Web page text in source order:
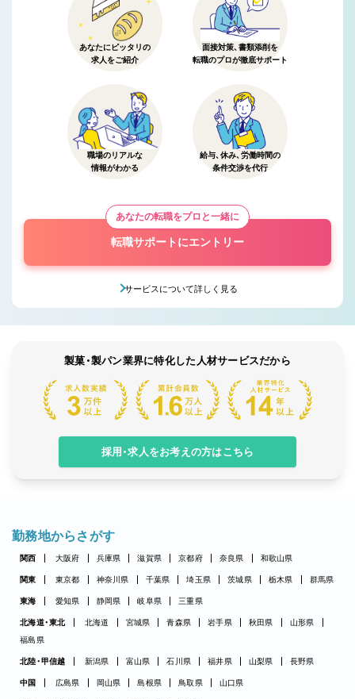
あなたにピッタリの
求人をご紹介
面接対策、書類添削を
転職のプロが徹底サポート
職場のリアルな
情報がわかる
給与、休み、労働時間の
条件交渉を代行
あなたの転職をプロと一緒に
転職サポートにエントリー
サービスについて詳しく見る
製菓・製パン業界に特化した人材サービスだから
採用・求人をお考えの方はこちら
勤務地からさがす
関西 大阪府 兵庫県 滋賀県 京都府 奈良県 和歌山県
関東 東京都 神奈川県 千葉県 埼玉県 茨城県 栃木県 群馬県
東海 愛知県 静岡県 岐阜県 三重県
北海道・東北 北海道 宮城県 青森県 岩手県 秋田県
山形県
福島県
北陸・甲信越 新潟県 富山県 石川県 福井県 山梨県 長野県
中国 広島県 岡山県 島根県 鳥取県 山口県